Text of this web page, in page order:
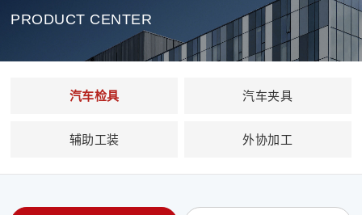
PRODUCT CENTER
汽车检具 汽车夹具
辅助工装 外协加工